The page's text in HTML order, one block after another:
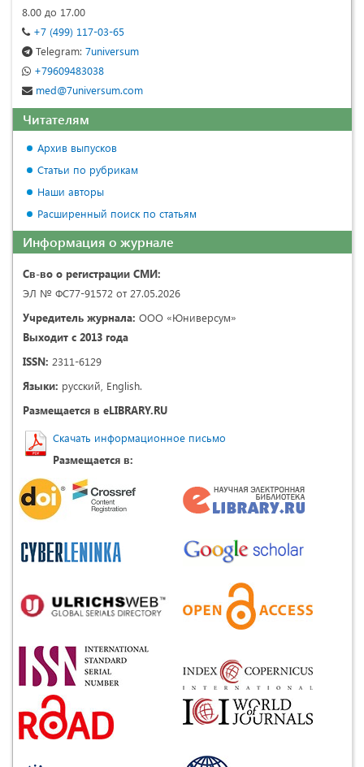
8.00 до 17.00
+7 (499) 117-03-65
Telegram: 7universum
+79609483038
med@7universum.com
Читателям
Архив выпусков
Статьи по рубрикам
Наши авторы
Расширенный поиск по статьям
Информация о журнале
Св-во о регистрации СМИ:
ЭЛ № ФС77-91572 от 27.05.2026
Учредитель журнала: ООО «Юниверсум»
Выходит с 2013 года
ISSN: 2311-6129
Языки: русский, English.
Размещается в eLIBRARY.RU
Скачать информационное письмо
Размещается в: